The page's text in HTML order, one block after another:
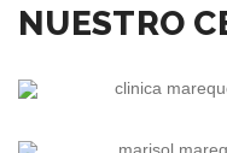
NUESTRO